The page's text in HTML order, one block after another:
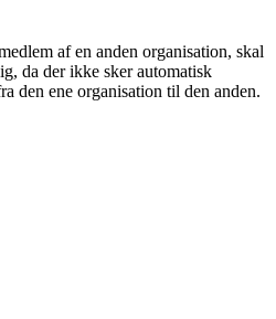
af en anden organisation, skal
da der ikke sker automatisk
den ene organisation til den anden.